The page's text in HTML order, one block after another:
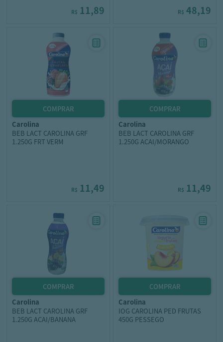
R$ 11,89 R$ 48,19
carolina
BEB LACT CAROLINA GRF
1.250G FRT VERM
R$ 11,49
carolina
BEB LACT CAROLINA GRF
1.250G ACAI/MORANGO
R$ 11,49
carolina
BEB LACT CAROLINA GRF
1.250G ACAI/BANANA
carolina
IOG CAROLINA PED FRUTAS
450G PESSEGO